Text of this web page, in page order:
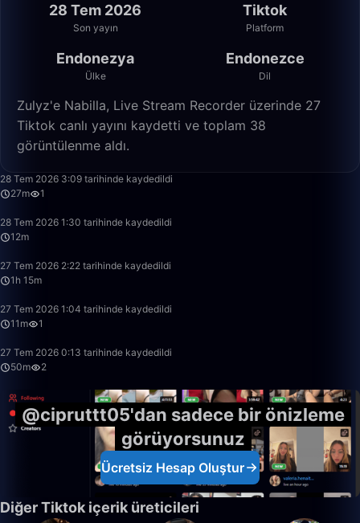
28 Tem 2026
Son yayın
Tiktok
Platform
Endonezya
Ülke
Endonezce
Dil
Zulyz'e Nabilla, Live Stream Recorder üzerinde 27
Tiktok canlı yayını kaydetti ve toplam 38
görüntülenme aldı.
28 Tem 2026 3:09 tarihinde kaydedildi
27m
1
28 Tem 2026 1:30 tarihinde kaydedildi
12m
27 Tem 2026 2:22 tarihinde kaydedildi
1h 15m
27 Tem 2026 1:04 tarihinde kaydedildi
11m
1
27 Tem 2026 0:13 tarihinde kaydedildi
50m
2
@cipruttt05'dan sadece bir önizleme
görüyorsunuz
Ücretsiz Hesap Oluştur
Diğer Tiktok içerik üreticileri